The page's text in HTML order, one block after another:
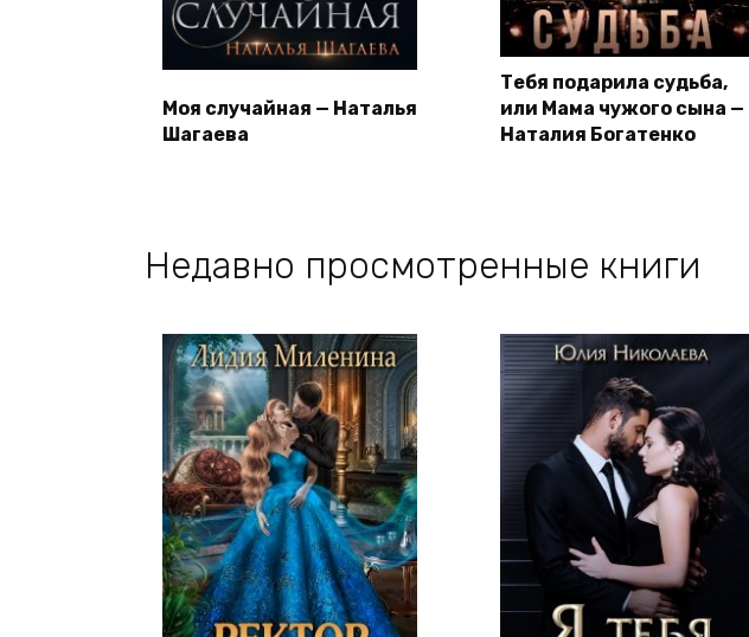
Моя случайная — Наталья
Шагаева
Тебя подарила судьба,
или Мама чужого сына —
Наталия Богатенко
Недавно просмотренные книги